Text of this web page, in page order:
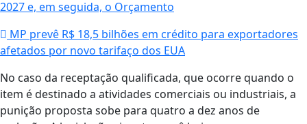
2027 e, em seguida, o Orçamento
MP prevê R$ 18,5 bilhões em crédito para exportadores
afetados por novo tarifaço dos EUA
No caso da receptação qualificada, que ocorre quando o
item é destinado a atividades comerciais ou industriais, a
punição proposta sobe para quatro a dez anos de